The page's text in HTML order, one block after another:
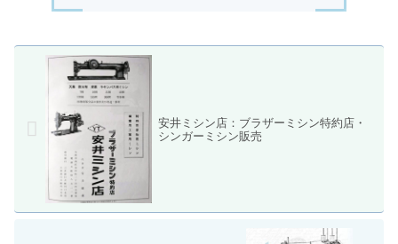
安井ミシン店：ブラザーミシン特約店・
シンガーミシン販売